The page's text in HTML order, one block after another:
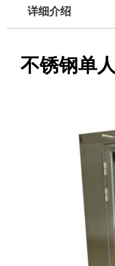
详细介绍
不锈钢单